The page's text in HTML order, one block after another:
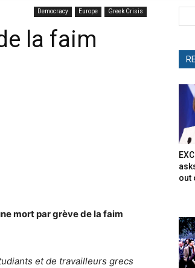
Democracy Europe Greek Crisis
la faim
mort par grève de la faim
et de travailleurs grecs
out